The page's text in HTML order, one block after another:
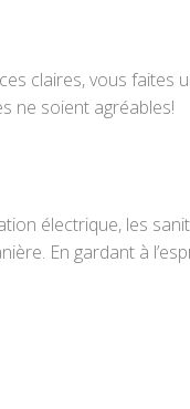
claires, vous faites
ne soient agréables!
électrique, les
En gardant à